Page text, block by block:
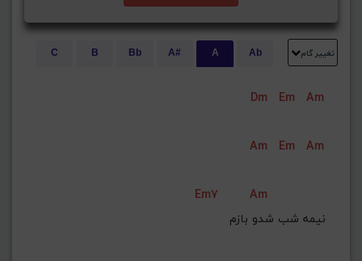
تغییر گام Ab
A
A#
Bb
B
C
ذخیره گام
Dm Em Am
Am Em Am
Em7
Am